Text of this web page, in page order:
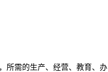
所需的生产、经营、教育、办